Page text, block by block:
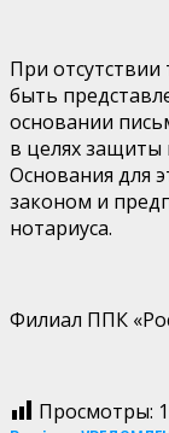
При отсутствии
быть
основании
в целях защиты
Основания для
законом и
нотариуса.
Филиал ППК
Просмотры: